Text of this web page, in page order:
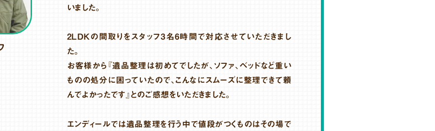
いました。
2LDKの間取りをスタッフ3名6時間で対応させていただきまし
た。
お客様から『遺品整理は初めてでしたが、ソファ、ベッドなど重い
ものの処分に困っていたので、こんなにスムーズに整理できて頼
んでよかったです』とのご感想をいただきました。
エンディールでは遺品整理を行う中で値段がつくものはその場で